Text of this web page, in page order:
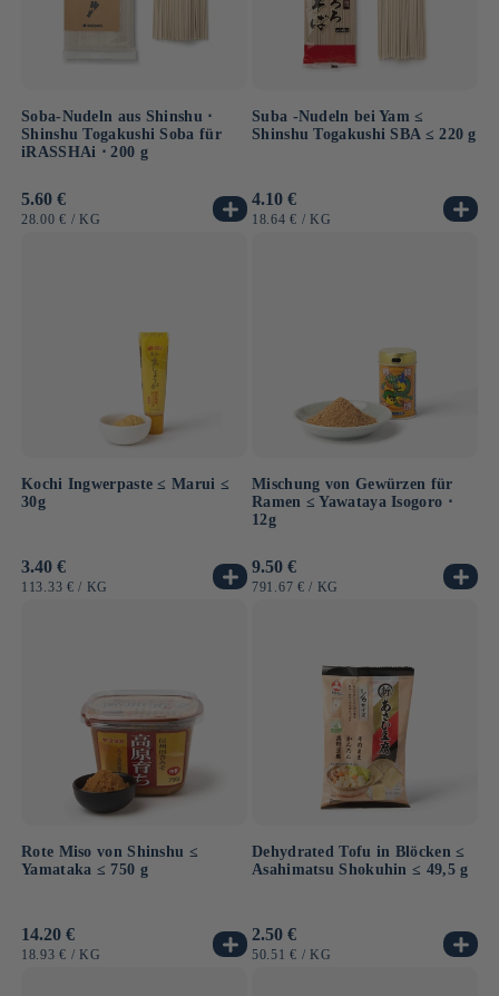
Soba-Nudeln aus Shinshu ⋅
Shinshu Togakushi Soba für
iRASSHAi ⋅ 200 g
Normaler
Preis
5.60 €
GRUNDPREIS
28.00 € / PRO
KG
Suba -Nudeln bei Yam ≤
Shinshu Togakushi SBA ≤ 220 g
Normaler
Preis
4.10 €
GRUNDPREIS
18.64 € / PRO
KG
Kochi Ingwerpaste ≤ Marui ≤
30g
Normaler
Preis
3.40 €
GRUNDPREIS
113.33 € / PRO
KG
Mischung von Gewürzen für
Ramen ≤ Yawataya Isogoro ⋅
12g
Normaler
Preis
9.50 €
GRUNDPREIS
791.67 € / PRO
KG
Rote Miso von Shinshu ≤
Yamataka ≤ 750 g
Normaler
Preis
14.20 €
GRUNDPREIS
18.93 € / PRO
KG
Dehydrated Tofu in Blöcken ≤
Asahimatsu Shokuhin ≤ 49,5 g
Normaler
Preis
2.50 €
GRUNDPREIS
50.51 € / PRO
KG